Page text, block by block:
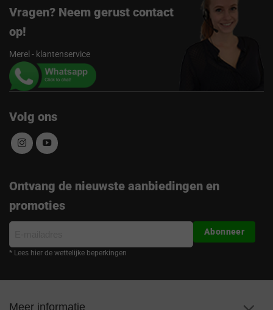
Vragen? Neem gerust contact
op!
Merel - klantenservice
Volg ons
Ontvang de nieuwste aanbiedingen en
promoties
mailadres
* Lees hier de wettelijke beperkingen
Abonneer
Meer informatie